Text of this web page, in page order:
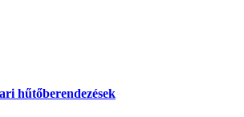
hűtőberendezések